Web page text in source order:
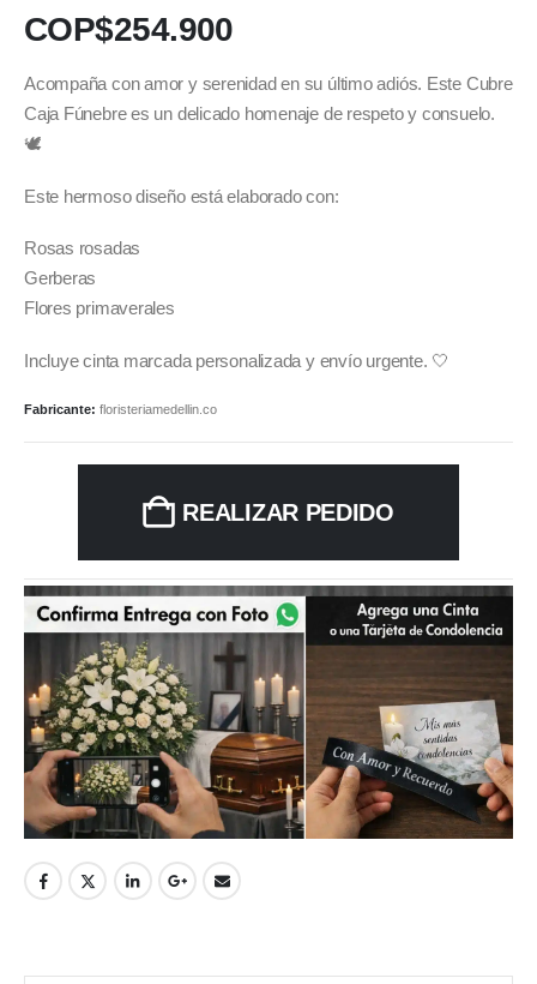
COP$254.900
Acompaña con amor y serenidad en su último adiós. Este Cubre
Caja Fúnebre es un delicado homenaje de respeto y consuelo.
🕊️
Este hermoso diseño está elaborado con:
Rosas rosadas
Gerberas
Flores primaverales
Incluye cinta marcada personalizada y envío urgente. 🤍
Fabricante: floristeriamedellin.co
REALIZAR PEDIDO